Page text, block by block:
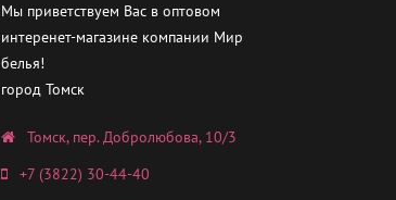
Мы приветствуем Вас в оптовом
интеренет-магазине компании Мир
белья!
город Томск
Томск, пер. Добролюбова, 10/3
+7 (3822) 30-44-40